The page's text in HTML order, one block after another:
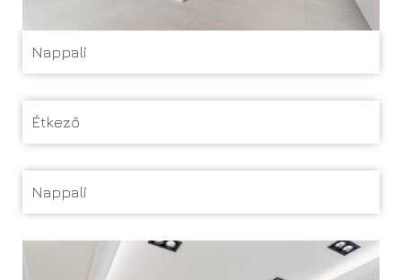
Nappali
Étkező
Nappali